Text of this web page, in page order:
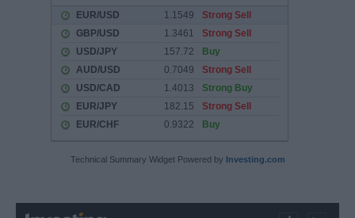
Technical Summary Widget Powered by Investing.com